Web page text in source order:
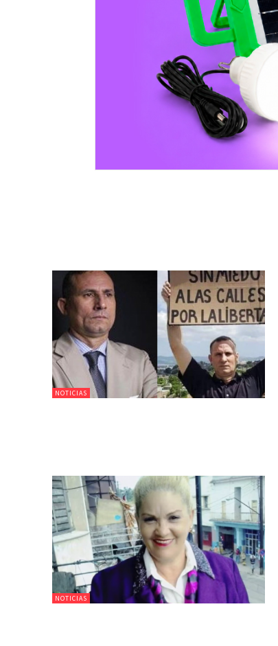
NOTICIAS
NOTICIAS